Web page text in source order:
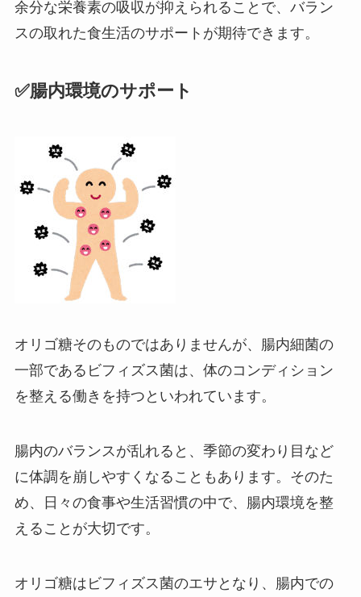
余分な栄養素の吸収が抑えられることで、バラン
スの取れた食生活のサポートが期待できます。
✅腸内環境のサポート
オリゴ糖そのものではありませんが、腸内細菌の
一部であるビフィズス菌は、体のコンディション
を整える働きを持つといわれています。
腸内のバランスが乱れると、季節の変わり目など
に体調を崩しやすくなることもあります。そのた
め、日々の食事や生活習慣の中で、腸内環境を整
えることが大切です。
オリゴ糖はビフィズス菌のエサとなり、腸内での